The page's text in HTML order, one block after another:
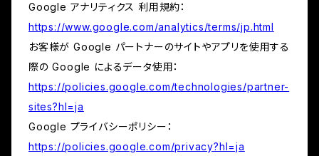
Google アナリティクス 利用規約：
https://www.google.com/analytics/terms/jp.html
お客様が Google パートナーのサイトやアプリを使用する
際の Google によるデータ使用：
https://policies.google.com/technologies/partner-
sites?hl=ja
Google プライバシーポリシー：
https://policies.google.com/privacy?hl=ja